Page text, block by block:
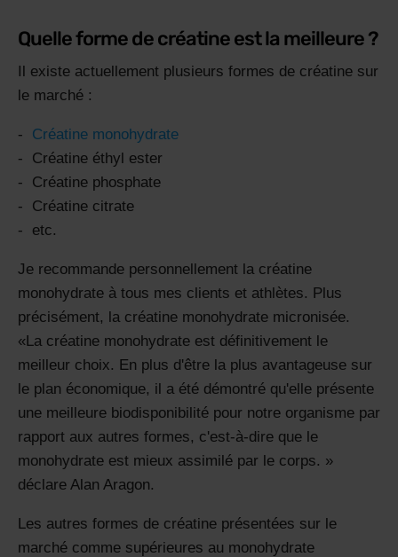
Quelle forme de créatine est la meilleure ?
Il existe actuellement plusieurs formes de créatine sur
le marché :
Créatine monohydrate
Créatine éthyl ester
Créatine phosphate
Créatine citrate
etc.
Je recommande personnellement la créatine
monohydrate à tous mes clients et athlètes. Plus
précisément, la créatine monohydrate micronisée.
La créatine monohydrate est définitivement le
meilleur choix. En plus d'être la plus avantageuse sur
le plan économique, il a été démontré qu'elle présente
une meilleure biodisponibilité pour notre organisme par
rapport aux autres formes, c'est-à-dire que le
monohydrate est mieux assimilé par le corps.
déclare Alan Aragon.
Les autres formes de créatine présentées sur le
marché comme supérieures au monohydrate